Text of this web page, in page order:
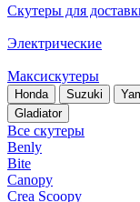
Скутеры для
Электрические
Максискутеры
Honda Suzuki
Gladiator
Все скутеры
Benly
Bite
Canopy
Crea Scoopy